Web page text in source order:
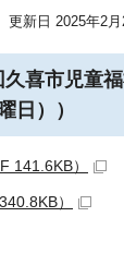
新日 2025年2月
喜市児童
日））
141.6KB）
）